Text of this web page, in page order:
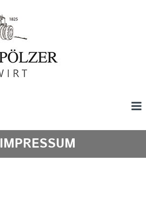
IMPRESSUM